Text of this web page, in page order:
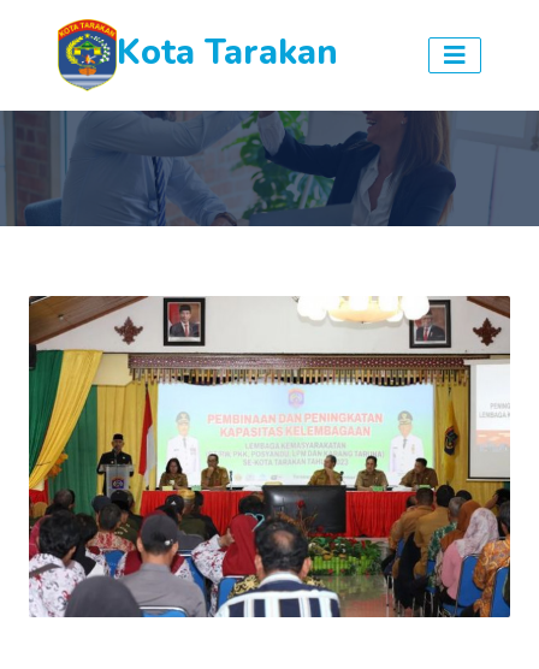
Kota Tarakan